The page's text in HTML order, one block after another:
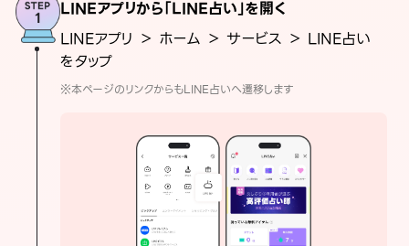
LINEアプリから「LINE占い」を開く
LINEアプリ ＞ ホーム ＞ サービス ＞ LINE占い
をタップ
※本ページのリンクからもLINE占いへ遷移します